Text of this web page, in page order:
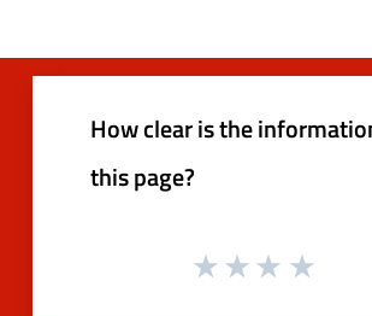
How clear is the
this page?